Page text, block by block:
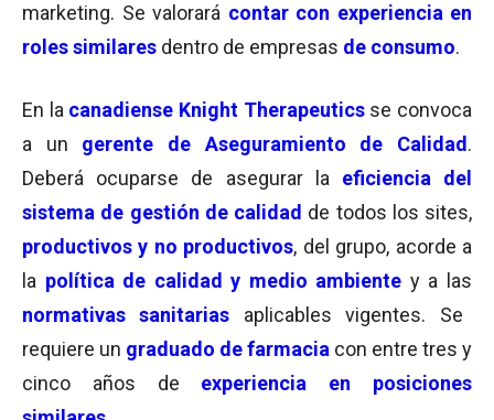
marketing. Se valorará contar con experiencia en
roles similares dentro de empresas de consumo.
En la canadiense Knight Therapeutics se convoca
a un gerente de Aseguramiento de Calidad .
Deberá ocuparse de asegurar la eficiencia del
sistema de gestión de calidad de todos los sites,
productivos y no productivos, del grupo, acorde a
la política de calidad y medio ambiente y a las
normativas sanitarias aplicables vigentes. Se
requiere un graduado de farmacia con entre tres y
cinco años de experiencia en posiciones